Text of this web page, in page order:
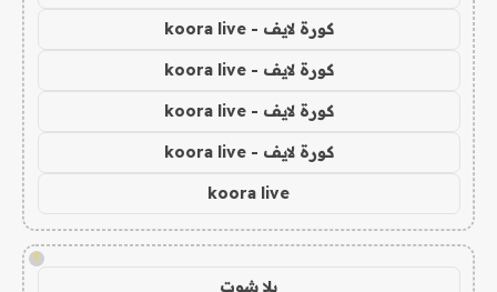
كورة لايف - koora live
كورة لايف - koora live
كورة لايف - koora live
كورة لايف - koora live
koora live
!
يلا شوت